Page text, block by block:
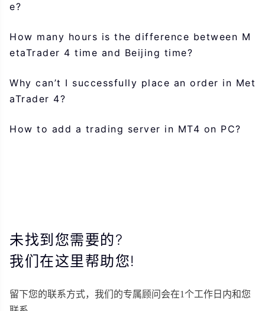
e?
How many hours is the difference between M
etaTrader 4 time and Beijing time?
Why can’t I successfully place an order in Met
aTrader 4?
How to add a trading server in MT4 on PC?
未找到您需要的?
我们在这里帮助您!
留下您的联系方式，我们的专属顾问会在1个工作日内和您